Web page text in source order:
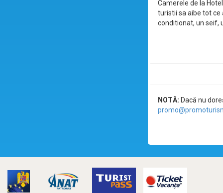
Camerele de la
turistii sa aibe tot ce
conditionat, un seif,
NOTĂ: Dacă nu